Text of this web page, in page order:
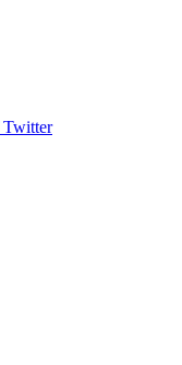
Twitter